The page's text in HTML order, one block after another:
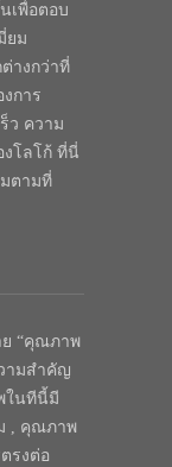
เพื่อตอบ
ยม
างกว่าที่
การ
ว ความ
โลโก้ ที่นี่
ตามที่
ย “คุณภาพ
ามสำคัญ
ในทีนี้มี
, คุณภาพ
รงต่อ